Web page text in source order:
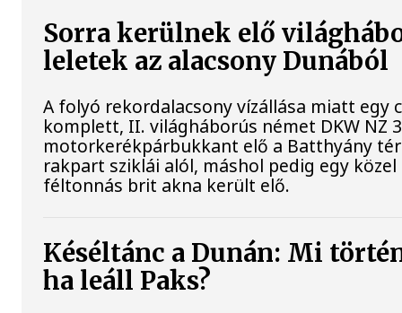
Sorra kerülnek elő
leletek az alacsony Dunából
A folyó rekordalacsony vízállása miatt egy
komplett, II. világháborús német DKW NZ
motorkerékpárbukkant elő a Batthyány
rakpart sziklái alól, máshol pedig egy közel
féltonnás brit akna került elő.
Késéltánc a Dunán: Mi
ha leáll Paks?